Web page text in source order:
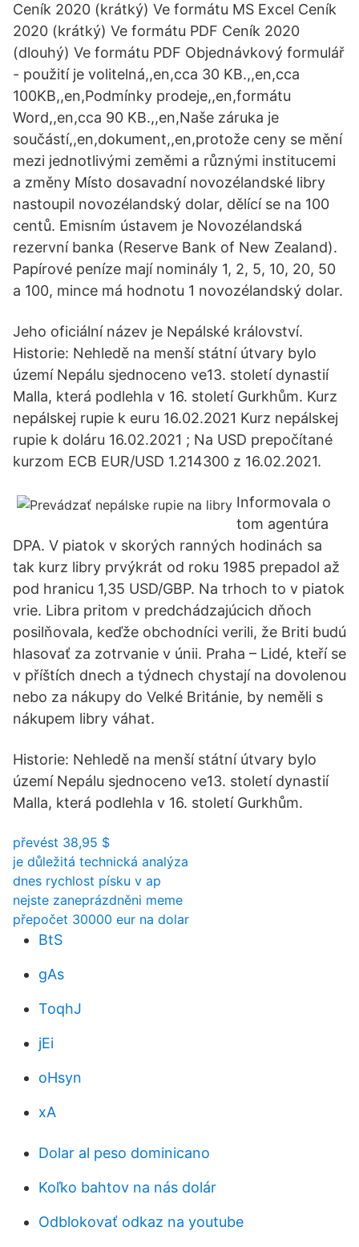
Ceník 2020 (krátký) Ve formátu MS Excel Ceník
2020 (krátký) Ve formátu PDF Ceník 2020
(dlouhý) Ve formátu PDF Objednávkový formulář
- použití je volitelná,,en,cca 30 KB.,,en,cca
100KB,,en,Podmínky prodeje,,en,formátu
Word,,en,cca 90 KB.,,en,Naše záruka je
součástí,,en,dokument,,en,protože ceny se mění
mezi jednotlivými zeměmi a různými institucemi
a změny Místo dosavadní novozélandské libry
nastoupil novozélandský dolar, dělící se na 100
centů. Emisním ústavem je Novozélandská
rezervní banka (Reserve Bank of New Zealand).
Papírové peníze mají nominály 1, 2, 5, 10, 20, 50
a 100, mince má hodnotu 1 novozélandský dolar.
Jeho oficiální název je Nepálské království.
Historie: Nehledě na menší státní útvary bylo
území Nepálu sjednoceno ve13. století dynastií
Malla, která podlehla v 16. století Gurkhům. Kurz
nepálskej rupie k euru 16.02.2021 Kurz nepálskej
rupie k doláru 16.02.2021 ; Na USD prepočítané
kurzom ECB EUR/USD 1.214300 z 16.02.2021.
Informovala o
tom agentúra
DPA. V piatok v skorých ranných hodinách sa
tak kurz libry prvýkrát od roku 1985 prepadol až
pod hranicu 1,35 USD/GBP. Na trhoch to v piatok
vrie. Libra pritom v predchádzajúcich dňoch
posilňovala, keďže obchodníci verili, že Briti budú
hlasovať za zotrvanie v únii. Praha – Lidé, kteří se
v příštích dnech a týdnech chystají na dovolenou
nebo za nákupy do Velké Británie, by neměli s
nákupem libry váhat.
Historie: Nehledě na menší státní útvary bylo
území Nepálu sjednoceno ve13. století dynastií
Malla, která podlehla v 16. století Gurkhům.
převést 38,95 $
je důležitá technická analýza
dnes rychlost písku v ap
nejste zaneprázdněni meme
přepočet 30000 eur na dolar
BtS
gAs
ToqhJ
jEi
oHsyn
xA
Dolar al peso dominicano
Koľko bahtov na nás dolár
Odblokovať odkaz na youtube